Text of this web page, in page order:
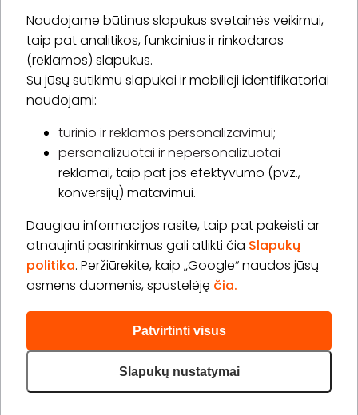
Naudojame būtinus slapukus svetainės veikimui,
taip pat analitikos, funkcinius ir rinkodaros
(reklamos) slapukus.
Su jūsų sutikimu slapukai ir mobilieji identifikatoriai
naudojami:
turinio ir reklamos personalizavimui;
personalizuotai ir nepersonalizuotai
reklamai, taip pat jos efektyvumo (pvz.,
konversijų) matavimui.
Daugiau informacijos rasite, taip pat pakeisti ar
atnaujinti pasirinkimus gali atlikti čia Slapukų
politika. Peržiūrėkite, kaip „Google“ naudos jūsų
asmens duomenis, spustelėję čia.
Patvirtinti visus
Slapukų nustatymai
* Susipažinau su privatumo politika
Prenumeruoti
Apie „BookitNow“
Informacija
„GERA DOVANA“ GRUPĖ
2026 © Visos teisės saugomos info@bookitnow.lt, +370
645 03 111
Privatumo politika|Svetainės medis